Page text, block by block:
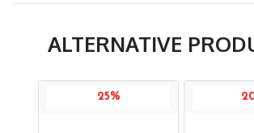
ALTERNATIVE
25%